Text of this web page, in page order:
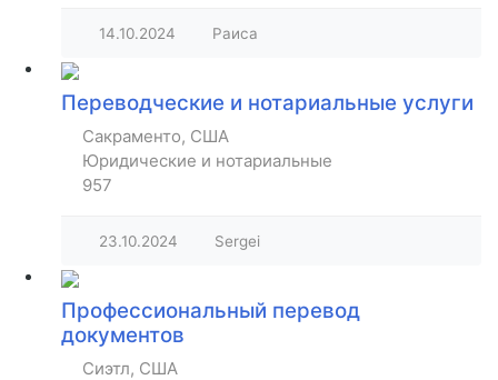
14.10.2024 Раиса
Переводческие и нотариальные услуги
Сакраменто, США
Юридические и нотариальные
957
23.10.2024 Sergei
Профессиональный перевод
документов
Сиэтл, США